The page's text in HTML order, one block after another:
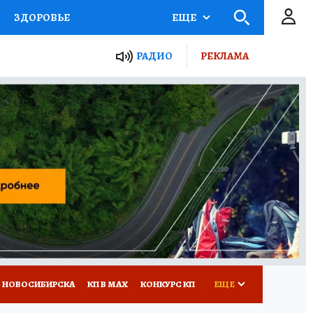
ЗДОРОВЬЕ
Я ЗНАЮ СЕМЬЯ
СЕРИАЛЫ
ВСЕ О КП РАДИО КП
ЕЩЕ
РАДИО РЕКЛАМА
КП В МАХ КОНКУРС КП ЕЩЕ